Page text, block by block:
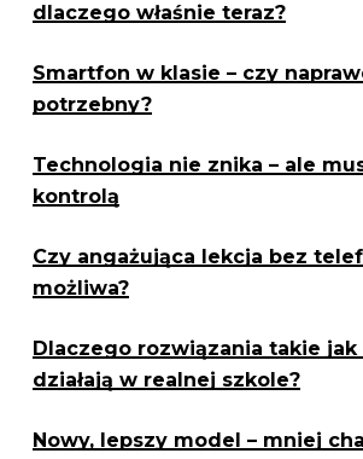
dlaczego właśnie teraz?
Smartfon w klasie – czy
potrzebny?
Technologia nie znika – ale
kontrolą
Czy angażująca lekcja bez
możliwa?
Dlaczego rozwiązania takie jak
działają w realnej szkole?
Nowy, lepszy model – mniej